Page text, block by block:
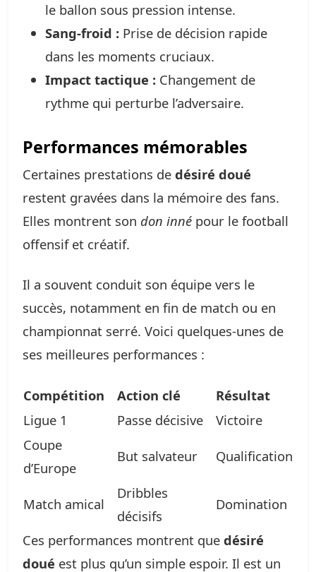
le ballon sous pression intense.
Sang-froid : Prise de décision rapide
dans les moments cruciaux.
Impact tactique : Changement de
rythme qui perturbe l’adversaire.
Performances mémorables
Certaines prestations de désiré doué
restent gravées dans la mémoire des fans.
Elles montrent son don inné pour le football
offensif et créatif.
Il a souvent conduit son équipe vers le
succès, notamment en fin de match ou en
championnat serré. Voici quelques-unes de
ses meilleures performances :
Compétition Action clé
Résultat
Ligue 1
Passe décisive
Victoire
Coupe
d’Europe
But salvateur Qualification
Match amical
Dribbles
décisifs
Domination
Ces performances montrent que désiré
doué est plus qu’un simple espoir. Il est un